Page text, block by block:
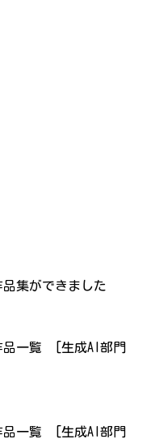
集ができました
一覧 [生成AI部門
一覧 [生成AI部門